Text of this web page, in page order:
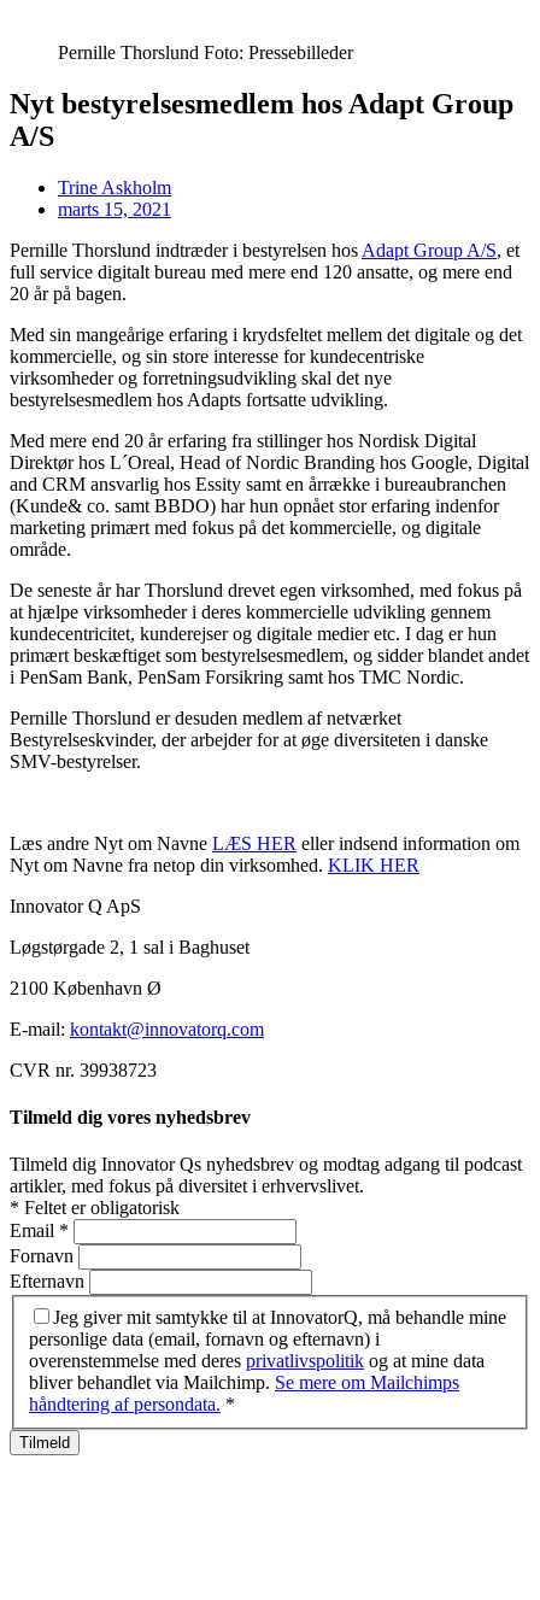
Pernille Thorslund Foto: Pressebilleder
Nyt bestyrelsesmedlem hos Adapt Group
A/S
Trine Askholm
marts 15, 2021
Pernille Thorslund indtræder i bestyrelsen hos Adapt Group A/S, et
full service digitalt bureau med mere end 120 ansatte, og mere end
20 år på bagen.
Med sin mangeårige erfaring i krydsfeltet mellem det digitale og det
kommercielle, og sin store interesse for kundecentriske
virksomheder og forretningsudvikling skal det nye
bestyrelsesmedlem hos Adapts fortsatte udvikling.
Med mere end 20 år erfaring fra stillinger hos Nordisk Digital
Direktør hos L´Oreal, Head of Nordic Branding hos Google, Digital
and CRM ansvarlig hos Essity samt en årrække i bureaubranchen
(Kunde& co. samt BBDO) har hun opnået stor erfaring indenfor
marketing primært med fokus på det kommercielle, og digitale
område.
De seneste år har Thorslund drevet egen virksomhed, med fokus på
at hjælpe virksomheder i deres kommercielle udvikling gennem
kundecentricitet, kunderejser og digitale medier etc. I dag er hun
primært beskæftiget som bestyrelsesmedlem, og sidder blandet andet
i PenSam Bank, PenSam Forsikring samt hos TMC Nordic.
Pernille Thorslund er desuden medlem af netværket
Bestyrelseskvinder, der arbejder for at øge diversiteten i danske
SMV-bestyrelser.
Læs andre Nyt om Navne LÆS HER eller indsend information om
Nyt om Navne fra netop din virksomhed. KLIK HER
Innovator Q ApS
Løgstørgade 2, 1 sal i Baghuset
2100 København Ø
E-mail: kontakt@innovatorq.com
CVR nr. 39938723
Tilmeld dig vores nyhedsbrev
Tilmeld dig Innovator Qs nyhedsbrev og modtag adgang til podcast
artikler, med fokus på diversitet i erhvervslivet.
* Feltet er obligatorisk
Email *
Fornavn
Efternavn
Jeg giver mit samtykke til at InnovatorQ, må behandle mine
personlige data (email, fornavn og efternavn) i
overenstemmelse med deres privatlivspolitik og at mine data
bliver behandlet via Mailchimp. Se mere om Mailchimps
håndtering af persondata. *